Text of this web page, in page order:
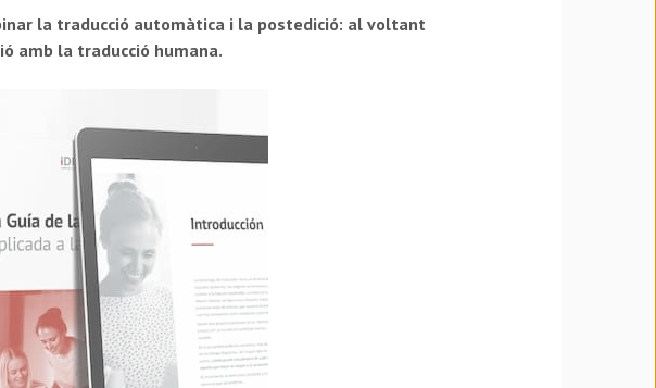
la traducció automàtica i la postedició: al voltant
amb la traducció humana.